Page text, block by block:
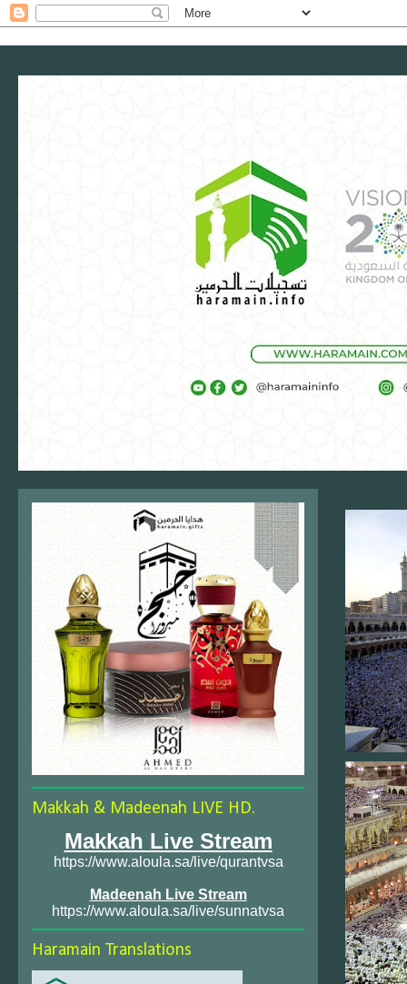
Makkah & Madeenah LIVE HD.
Makkah Live Stream
https://www.aloula.sa/live/qurantvsa
Madeenah Live Stream
https://www.aloula.sa/live/sunnatvsa
Haramain Translations